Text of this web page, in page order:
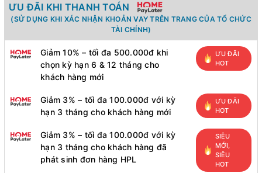
ƯU ĐÃI KHI THANH TOÁN
(SỬ DỤNG KHI XÁC NHẬN KHOẢN VAY TRÊN TRANG CỦA TỔ CHỨC
TÀI CHÍNH)
Giảm 10% – tối đa 500.000đ khi
chọn kỳ hạn 6 & 12 tháng cho
khách hàng mới
ƯU ĐÃI
HOT
Giảm 3% – tối đa 100.000đ với kỳ
hạn 3 tháng cho khách hàng mới
ƯU ĐÃI
HOT
Giảm 3% – tối đa 100.000đ với kỳ
hạn 3 tháng cho khách hàng đã
phát sinh đơn hàng HPL
SIÊU
MỚI,
SIÊU
HOT